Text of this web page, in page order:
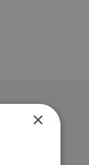
×